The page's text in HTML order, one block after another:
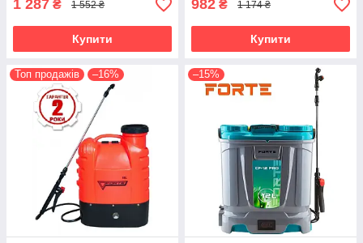
1 287 ₴ 1 552 ₴
Купити
982 ₴ 1 174 ₴
Купити
Топ продажів –16% –15%